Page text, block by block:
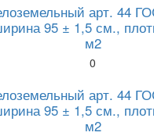
арт. 44
95 ± 1,5 см.,
м2
0
арт. 44
95 ± 1,5 см.,
м2